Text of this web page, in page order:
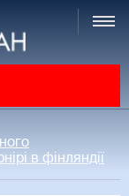
в фінляндії